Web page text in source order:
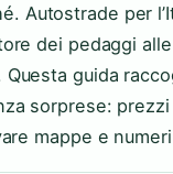
Autostrade per
dei pedaggi
guida
sorprese:
mappe e